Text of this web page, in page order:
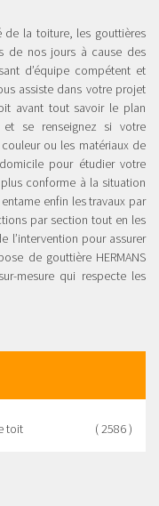
de la toiture, les gouttières
de nos jours à cause des
d’équipe compétent et
assiste dans votre projet
avant tout savoir le plan
se renseignez si votre
ou les matériaux de
pour étudier votre
conforme à la situation
enfin les travaux par
par section tout en les
l’intervention pour assurer
de gouttière HERMANS
mesure qui respecte les
toit ( 2586 )